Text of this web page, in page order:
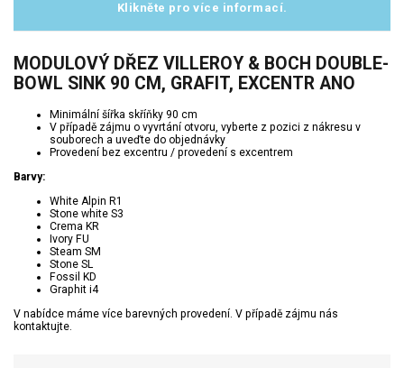
Klikněte pro více informací.
MODULOVÝ DŘEZ VILLEROY & BOCH DOUBLE-
BOWL SINK 90 CM, GRAFIT, EXCENTR ANO
Minimální šířka skříňky 90 cm
V případě zájmu o vyvrtání otvoru, vyberte z pozici z nákresu v
souborech a uveďte do objednávky
Provedení bez excentru / provedení s excentrem
Barvy:
White Alpin R1
Stone white S3
Crema KR
Ivory FU
Steam SM
Stone SL
Fossil KD
Graphit i4
V nabídce máme více barevných provedení. V případě zájmu nás
kontaktujte.